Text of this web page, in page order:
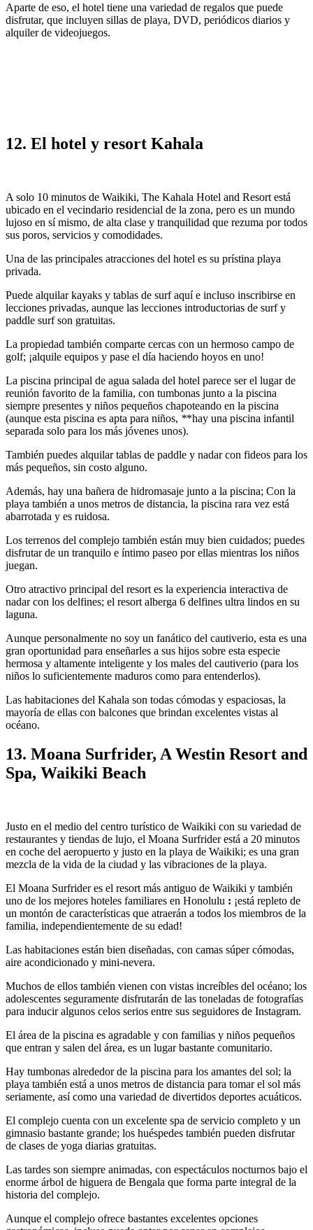
Aparte de eso, el hotel tiene una variedad de regalos que puede
disfrutar, que incluyen sillas de playa, DVD, periódicos diarios y
alquiler de videojuegos.
12. El hotel y resort Kahala
A solo 10 minutos de Waikiki, The Kahala Hotel and Resort está
ubicado en el vecindario residencial de la zona, pero es un mundo
lujoso en sí mismo, de alta clase y tranquilidad que rezuma por todos
sus poros, servicios y comodidades.
Una de las principales atracciones del hotel es su prístina playa
privada.
Puede alquilar kayaks y tablas de surf aquí e incluso inscribirse en
lecciones privadas, aunque las lecciones introductorias de surf y
paddle surf son gratuitas.
La propiedad también comparte cercas con un hermoso campo de
golf; ¡alquile equipos y pase el día haciendo hoyos en uno!
La piscina principal de agua salada del hotel parece ser el lugar de
reunión favorito de la familia, con tumbonas junto a la piscina
siempre presentes y niños pequeños chapoteando en la piscina
(aunque esta piscina es apta para niños, **hay una piscina infantil
separada solo para los más jóvenes unos).
También puedes alquilar tablas de paddle y nadar con fideos para los
más pequeños, sin costo alguno.
Además, hay una bañera de hidromasaje junto a la piscina; Con la
playa también a unos metros de distancia, la piscina rara vez está
abarrotada y es ruidosa.
Los terrenos del complejo también están muy bien cuidados; puedes
disfrutar de un tranquilo e íntimo paseo por ellas mientras los niños
juegan.
Otro atractivo principal del resort es la experiencia interactiva de
nadar con los delfines; el resort alberga 6 delfines ultra lindos en su
laguna.
Aunque personalmente no soy un fanático del cautiverio, esta es una
gran oportunidad para enseñarles a sus hijos sobre esta especie
hermosa y altamente inteligente y los males del cautiverio (para los
niños lo suficientemente maduros como para entenderlos).
Las habitaciones del Kahala son todas cómodas y espaciosas, la
mayoría de ellas con balcones que brindan excelentes vistas al
océano.
13. Moana Surfrider, A Westin Resort and
Spa, Waikiki Beach
Justo en el medio del centro turístico de Waikiki con su variedad de
restaurantes y tiendas de lujo, el Moana Surfrider está a 20 minutos
en coche del aeropuerto y justo en la playa de Waikiki; es una gran
mezcla de la vida de la ciudad y las vibraciones de la playa.
El Moana Surfrider es el resort más antiguo de Waikiki y también
uno de los mejores hoteles familiares en Honolulu : ¡está repleto de
un montón de características que atraerán a todos los miembros de la
familia, independientemente de su edad!
Las habitaciones están bien diseñadas, con camas súper cómodas,
aire acondicionado y mini-nevera.
Muchos de ellos también vienen con vistas increíbles del océano; los
adolescentes seguramente disfrutarán de las toneladas de fotografías
para inducir algunos celos serios entre sus seguidores de Instagram.
El área de la piscina es agradable y con familias y niños pequeños
que entran y salen del área, es un lugar bastante comunitario.
Hay tumbonas alrededor de la piscina para los amantes del sol; la
playa también está a unos metros de distancia para tomar el sol más
seriamente, así como una variedad de divertidos deportes acuáticos.
El complejo cuenta con un excelente spa de servicio completo y un
gimnasio bastante grande; los huéspedes también pueden disfrutar
de clases de yoga diarias gratuitas.
Las tardes son siempre animadas, con espectáculos nocturnos bajo el
enorme árbol de higuera de Bengala que forma parte integral de la
historia del complejo.
Aunque el complejo ofrece bastantes excelentes opciones